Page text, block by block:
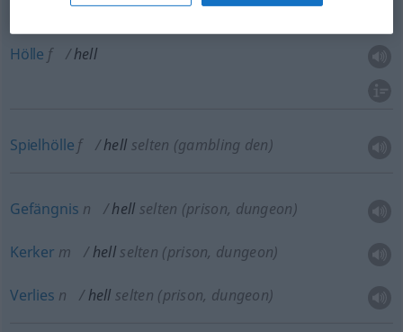
m hell
Hölle f hell
Spielhölle f hell selten (gambling den)
Gefängnis n hell selten (prison, dungeon)
Kerker m hell selten (prison, dungeon)
Verlies n hell selten (prison, dungeon)